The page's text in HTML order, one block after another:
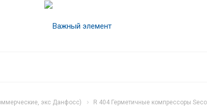
экс Данфосс) R 404 Герметичные компрессоры